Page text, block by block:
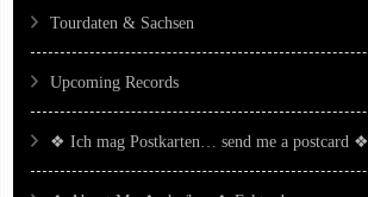
Tourdaten & Sachsen
Upcoming Records
❖ Ich mag Postkarten… send me a postcard ❖